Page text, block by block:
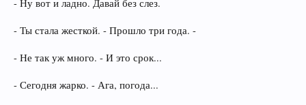
- Ну вот и ладно. Давай без слез.
- Ты стала жесткой. - Прошло три года. -
- Не так уж много. - И это срок...
- Сегодня жарко. - Ага, погода...